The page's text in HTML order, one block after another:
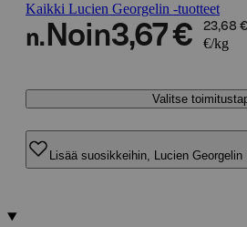
Kaikki Lucien Georgelin -tuotteet
n. Noin3,67 € 23,68
€/kg
Valitse
Lisää suosikkeihin, Lucien